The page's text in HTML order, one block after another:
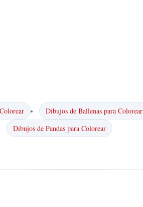
Dibujos de Ballenas para Colorear
Dibujos de Pandas para Colorear